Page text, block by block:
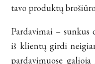
tavo produktų
Pardavimai – sunkus
iš klientų girdi
pardavimuose